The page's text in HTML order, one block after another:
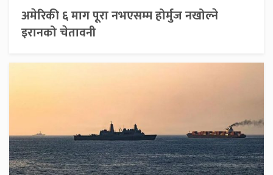
अमेरिकी ६ माग पूरा नभएसम्म होर्मुज नखोल्ने
इरानको चेतावनी